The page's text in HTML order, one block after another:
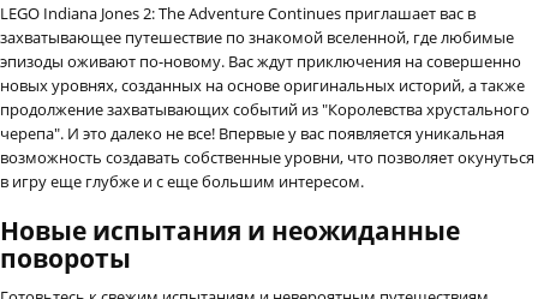
LEGO Indiana Jones 2: The Adventure Continues приглашает вас в
захватывающее путешествие по знакомой вселенной, где любимые
эпизоды оживают по-новому. Вас ждут приключения на совершенно
новых уровнях, созданных на основе оригинальных историй, а также
продолжение захватывающих событий из "Королевства хрустального
черепа". И это далеко не все! Впервые у вас появляется уникальная
возможность создавать собственные уровни, что позволяет окунуться
в игру еще глубже и с еще большим интересом.
Новые испытания и неожиданные
повороты